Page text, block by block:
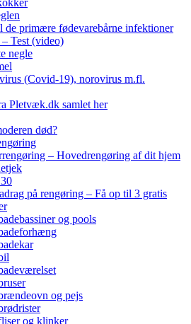
de primære fødevarebårne infektioner
Test (video)
negle
(Covid-19), norovirus m.fl.
Pletvæk.dk samlet her
død?
– Hovedrengøring af dit hjem
på rengøring – Få op til 3 gratis
og pools
og pejs
og klinker